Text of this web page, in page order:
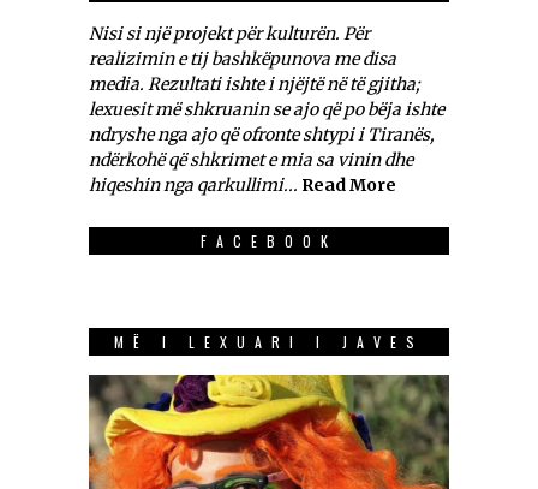
Nisi si një projekt për kulturën. Për
realizimin e tij bashkëpunova me disa
media. Rezultati ishte i njëjtë në të gjitha;
lexuesit më shkruanin se ajo që po bëja ishte
ndryshe nga ajo që ofronte shtypi i Tiranës,
ndërkohë që shkrimet e mia sa vinin dhe
hiqeshin nga qarkullimi... Read More
FACEBOOK
MË I LEXUARI I JAVES